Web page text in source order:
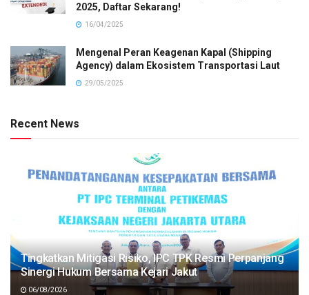
2025, Daftar Sekarang!
16/04/2025
Mengenal Peran Keagenan Kapal (Shipping
Agency) dalam Ekosistem Transportasi Laut
29/05/2025
Recent News
Tingkatkan Mitigasi Risiko, IPC TPK Resmi Perpanjang
Sinergi Hukum Bersama Kejari Jakut
06/08/2026